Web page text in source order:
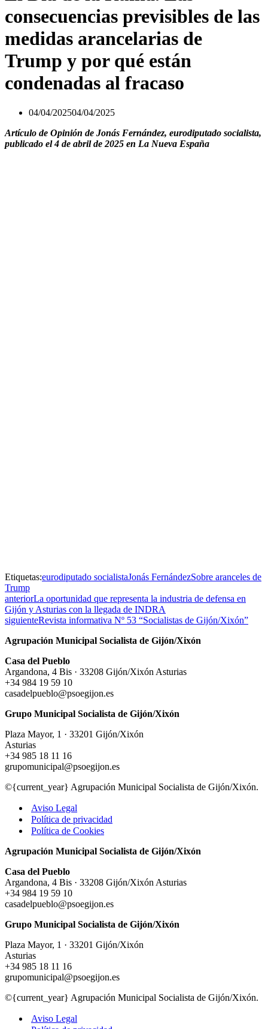
consecuencias previsibles de las
medidas arancelarias de
Trump y por qué están
condenadas al fracaso
04/04/202504/04/2025
Artículo de Opinión de Jonás Fernández, eurodiputado socialista,
publicado el 4 de abril de 2025 en La Nueva España
Etiquetas:eurodiputado socialistaJonás FernándezSobre aranceles de
Trump
anteriorLa oportunidad que representa la industria de defensa en
Gijón y Asturias con la llegada de INDRA
siguienteRevista informativa Nº 53 “Socialistas de Gijón/Xixón”
Agrupación Municipal Socialista de Gijón/Xixón
Casa del Pueblo
Argandona, 4 Bis · 33208 Gijón/Xixón Asturias
+34 984 19 59 10
casadelpueblo@psoegijon.es
Grupo Municipal Socialista de Gijón/Xixón
Plaza Mayor, 1 · 33201 Gijón/Xixón
Asturias
+34 985 18 11 16
grupomunicipal@psoegijon.es
©{current_year} Agrupación Municipal Socialista de Gijón/Xixón.
Aviso Legal
Política de privacidad
Política de Cookies
Agrupación Municipal Socialista de Gijón/Xixón
Casa del Pueblo
Argandona, 4 Bis · 33208 Gijón/Xixón Asturias
+34 984 19 59 10
casadelpueblo@psoegijon.es
Grupo Municipal Socialista de Gijón/Xixón
Plaza Mayor, 1 · 33201 Gijón/Xixón
Asturias
+34 985 18 11 16
grupomunicipal@psoegijon.es
©{current_year} Agrupación Municipal Socialista de Gijón/Xixón.
Aviso Legal